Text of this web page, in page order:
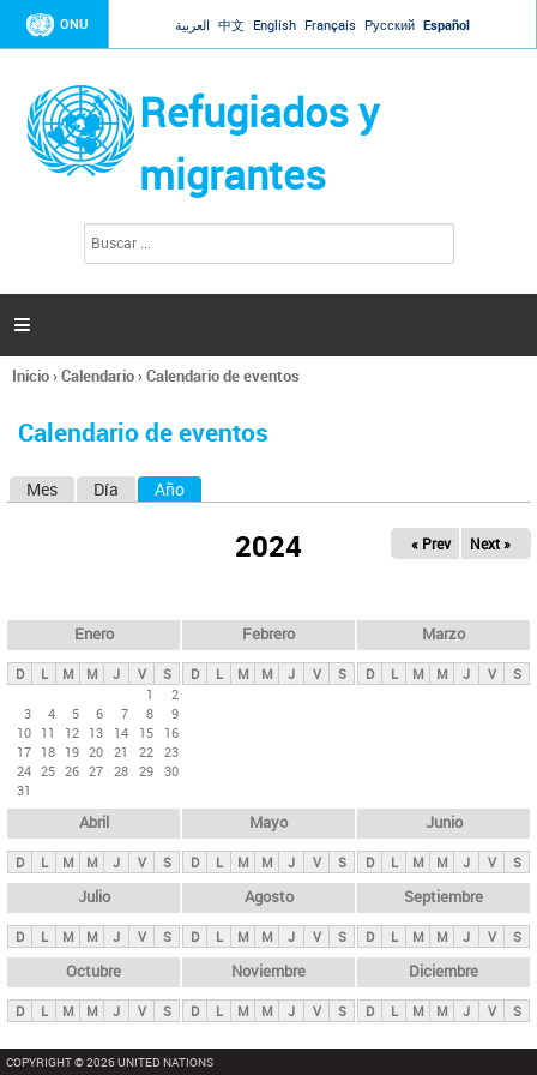
Jump to navigation
ONU العربية 中文 English Français Русский Español
Refugiados y
migrantes
l
d
s

Se
usted
Inicio›Calendario›Calendario de eventos
Calendario de eventos
s
p
n
c
i
p
l
e
s
Mes Día Año
2024 « Prev Next »
Enero
D L M M J V
S
1
2
3
4 5 6 7 8
9
10 11 12 13 14 15
16
17 18 19 20 21 22 23
24 25 26 27 28 29 30
31
Febrero
D L M M J V S
Marzo
D L M M J V S
Abril
D L M M J V S
Mayo
D L M M J V S
Junio
D L M M J V S
Julio
D L M M J V S
Agosto
D L M M J V S
Septiembre
D L M M J V S
Octubre
D L M M J V S
Noviembre
D L M M J V S
Diciembre
D L M M J V S
COPYRIGHT © 2026 UNITED NATIONS